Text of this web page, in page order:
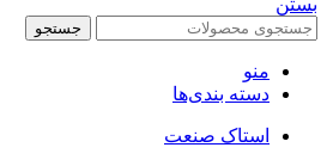
بستن
جستجو
منو
دسته بندی‌ها
استاک صنعت